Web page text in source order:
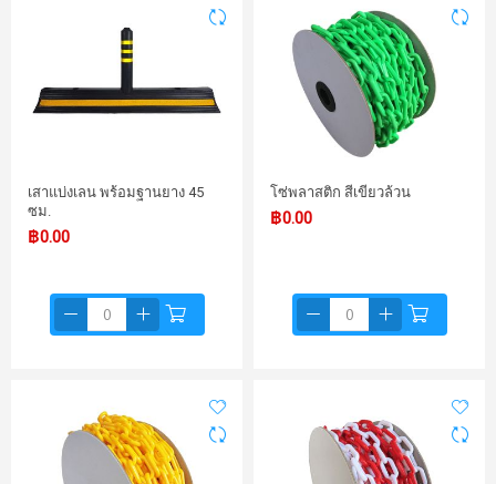
เสาแบ่งเลน พร้อมฐานยาง 45
ซม.
฿0.00
โซ่พลาสติก สีเขียวล้วน
฿0.00